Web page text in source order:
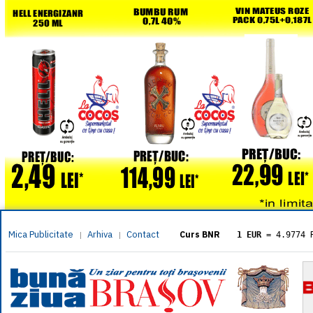
Mica Publicitate | Arhiva | Contact Curs BNR 1 EUR = 4.9774
= 5.8304
1 XAU= 464.4611
1 AED= 1.1933
1 AUD= 2.7957
1 BGN= 2.5449